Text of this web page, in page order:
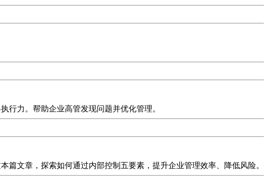
行力。帮助企业高管发现问题并优化管理。
文章，探索如何通过内部控制五要素，提升企业管理效率、降低风险。